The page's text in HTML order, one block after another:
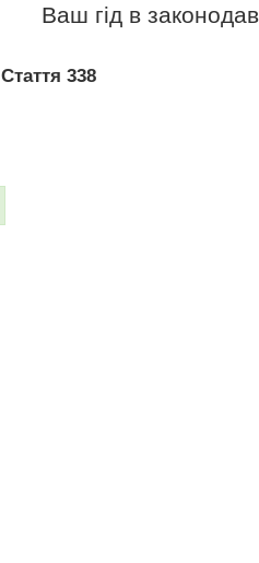
Ваш гід в
Стаття 338